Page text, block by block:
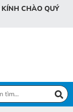
KÍNH CHÀO QUÝ